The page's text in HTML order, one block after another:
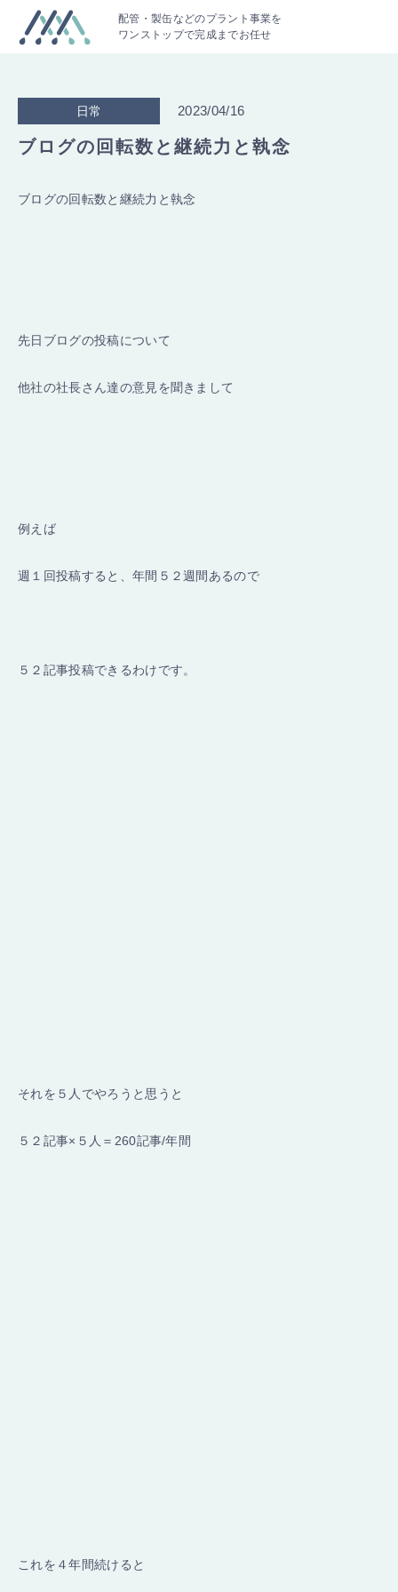
配管・製缶などのプラント事業を
ワンストップで完成までお任せ
日常 2023/04/16
ブログの回転数と継続力と執念
ブログの回転数と継続力と執念
先日ブログの投稿について
他社の社長さん達の意見を聞きまして
例えば
週１回投稿すると、年間５２週間あるので
５２記事投稿できるわけです。
それを５人でやろうと思うと
５２記事×５人＝260記事/年間
これを４年間続けると